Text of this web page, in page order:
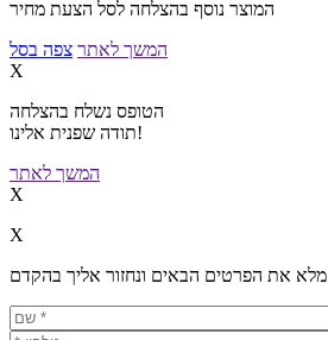
המוצר נוסף בהצלחה לסל הצעת מחיר
המשך לאתר צפה בסל
X
הטופס נשלח בהצלחה
תודה שפנית אלינו!
המשך לאתר
X
X
מלא את הפרטים הבאים ונחזור אליך בהקדם